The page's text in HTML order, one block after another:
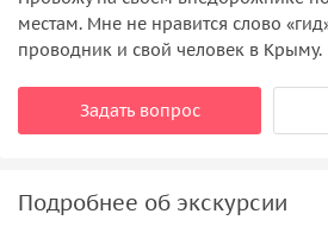
местам. Мне не нравится слово
проводник и свой человек в Крыму.
Задать вопрос
Подробнее об экскурсии